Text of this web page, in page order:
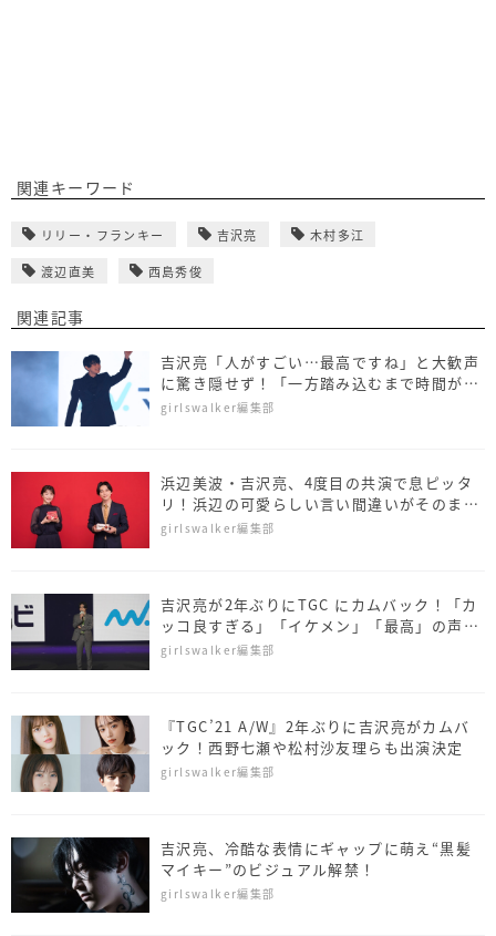
関連キーワード
リリー・フランキー 吉沢亮 木村多江
渡辺直美 西島秀俊
関連記事
吉沢亮「人がすごい…最高ですね」と大歓声
に驚き隠せず！「一方踏み込むまで時間がか
かるタイプ」と自己分析も
girlswalker編集部
浜辺美波・吉沢亮、4度目の共演で息ピッタ
リ！浜辺の可愛らしい言い間違いがそのまま
OKに！？
girlswalker編集部
吉沢亮が2年ぶりにTGC にカムバック！「カ
ッコ良すぎる」「イケメン」「最高」の声
《TGC 2021 AW》
girlswalker編集部
『TGC’21 A/W』2年ぶりに吉沢亮がカムバ
ック！西野七瀬や松村沙友理らも出演決定
girlswalker編集部
吉沢亮、冷酷な表情にギャップに萌え“黒髪
マイキー”のビジュアル解禁！
girlswalker編集部